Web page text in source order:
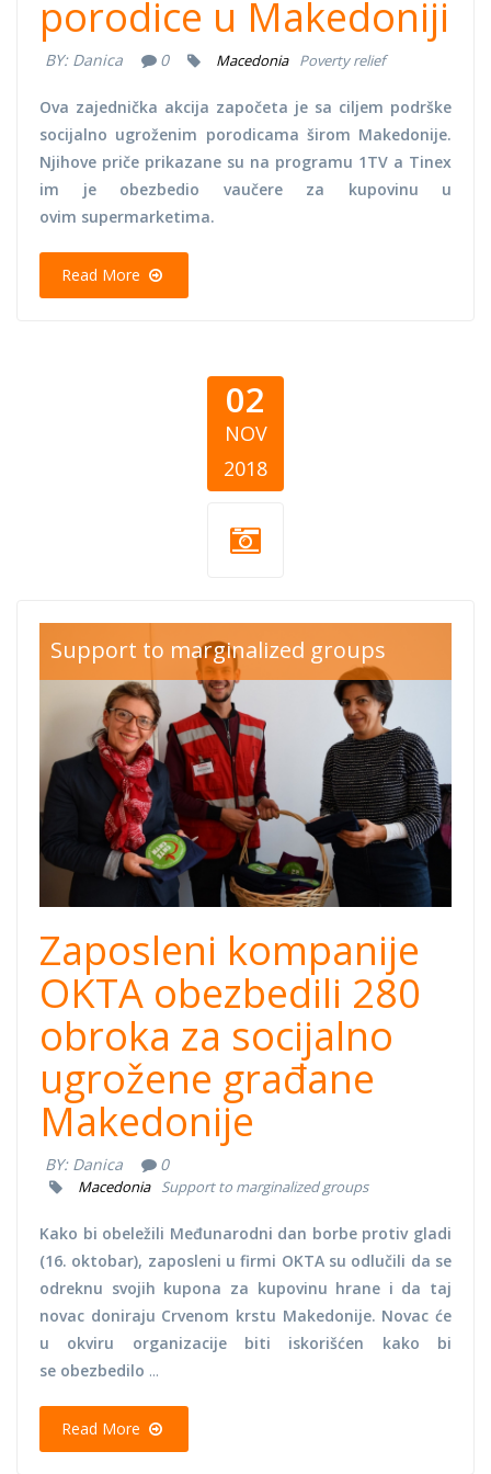
porodice u Makedoniji
BY: Danica 0 Macedonia Poverty relief
Ova zajednička akcija započeta je sa ciljem podrške
socijalno ugroženim porodicama širom Makedonije.
Njihove priče prikazane su na programu 1TV a Tinex
im je obezbedio vaučere za kupovinu u
ovim supermarketima.
Read More
02
NOV
2018
okta red
cross.jpg
Support to marginalized groups
Zaposleni kompanije
OKTA obezbedili 280
obroka za socijalno
ugrožene građane
Makedonije
BY: Danica 0
Macedonia Support to marginalized groups
Kako bi obeležili Međunarodni dan borbe protiv gladi
(16. oktobar), zaposleni u firmi OKTA su odlučili da se
odreknu svojih kupona za kupovinu hrane i da taj
novac doniraju Crvenom krstu Makedonije. Novac će
u okviru organizacije biti iskorišćen kako bi
se obezbedilo ...
Read More